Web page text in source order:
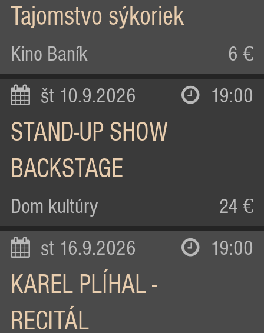
Tajomstvo sýkoriek
Kino Baník 6 €
št 10.9.2026 19:00
STAND-UP SHOW
BACKSTAGE
Dom kultúry 24 €
st 16.9.2026 19:00
KAREL PLÍHAL -
RECITÁL